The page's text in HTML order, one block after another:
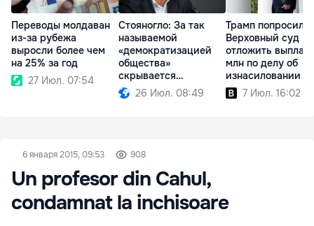
Переводы молдаван
из-за рубежа
выросли более чем
на 25% за год
27 Июл. 07:54
Стояногло: За так
называемой
«демократизацией
общества»
скрывается
проедание денег
26 Июл. 08:49
Трамп попросил
Верховный суд
отложить
млн по делу об
изнасиловании
7 Июл. 16:02
6 января 2015, 09:53 908
Un profesor din Cahul,
condamnat la inchisoare